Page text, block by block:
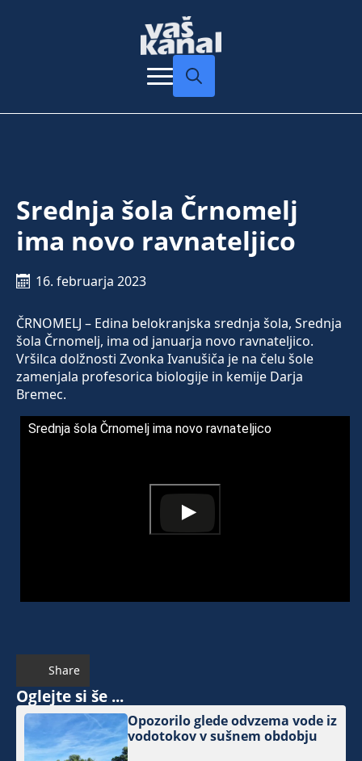
Srednja šola Črnomelj
ima novo ravnateljico
16. februarja 2023
ČRNOMELJ – Edina belokranjska srednja šola, Srednja
šola Črnomelj, ima od januarja novo ravnateljico.
Vršilca dolžnosti Zvonka Ivanušiča je na čelu šole
zamenjala profesorica biologije in kemije Darja
Bremec.
Srednja šola Črnomelj ima novo ravnateljico
Share
Oglejte si še ...
Opozorilo glede odvzema vode iz
vodotokov v sušnem obdobju